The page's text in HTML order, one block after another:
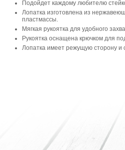
Подойдет каждому любителю
Лопатка изготовлена из
пластмассы.
Мягкая рукоятка для удобного
Рукоятка оснащена крючком для
Лопатка имеет режущую сторону и